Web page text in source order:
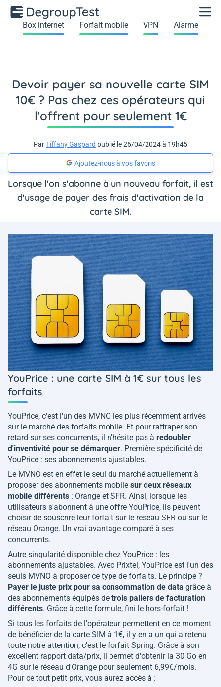
Box internet Forfait mobile VPN Alarme
Devoir payer sa nouvelle carte SIM
10€ ? Pas chez ces opérateurs qui
l'offrent pour seulement 1€
ParTiffany Gaspard publié le 26/04/2024 à 19h45
Ajoutez-nous à vos favoris
Lorsque l'on s'abonne à un nouveau forfait, il est
d'usage de payer des frais d'activation de la
carte SIM.
YouPrice : une carte SIM à 1€ sur tous les
forfaits
YouPrice, c'est l'un des MVNO les plus récemment arrivés
sur le marché des forfaits mobile. Et pour rattraper son
retard sur ses concurrents, il n'hésite pas à redoubler
d'inventivité pour se démarquer. Première spécificité de
YouPrice : ses abonnements ajustables.
Le MVNO est en effet le seul du marché actuellement à
proposer des abonnements mobile sur deux réseaux
mobile différents : Orange et SFR. Ainsi, lorsque les
utilisateurs s'abonnent à une offre YouPrice, ils peuvent
choisir de souscrire leur forfait sur le réseau SFR ou sur le
réseau Orange. Un vrai avantage comparé à ses
concurrents.
Autre singularité disponible chez YouPrice : les
abonnements ajustables. Avec Prixtel, YouPrice est l'un des
seuls MVNO à proposer ce type de forfaits. Le principe ?
Payer le juste prix pour sa consommation de data grâce à
des abonnements équipés de trois paliers de facturation
différents. Grâce à cette formule, fini le hors-forfait !
Si tous les forfaits de l'opérateur permettent en ce moment
de bénéficier de la carte SIM à 1€, il y en a un qui a retenu
toute notre attention, c'est le forfait Spring. Grâce à son
excellent rapport data/prix, il permet d'obtenir la 30 Go en
4G sur le réseau d'Orange pour seulement 6,99€/mois.
Pour ce tout petit prix, vous aurez accès à :